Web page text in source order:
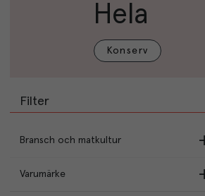
Hela
Konserv
Filter
Bransch och matkultur
Varumärke